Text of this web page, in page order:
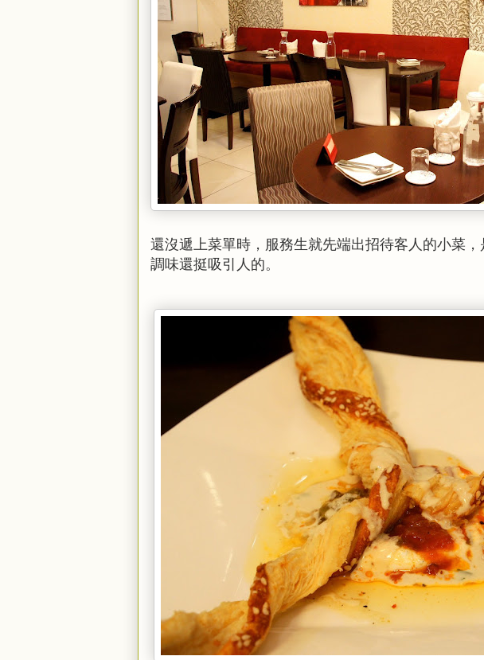
還沒遞上菜單時，服務生就先端出招待客人的小菜
調味還挺吸引人的。